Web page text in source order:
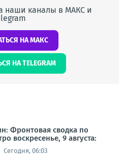
наши каналы в МАКС и
НА МАКС
НА TELEGRAM
Фронтовая сводка по
воскресенье, 9 августа:
Сегодня, 06:03